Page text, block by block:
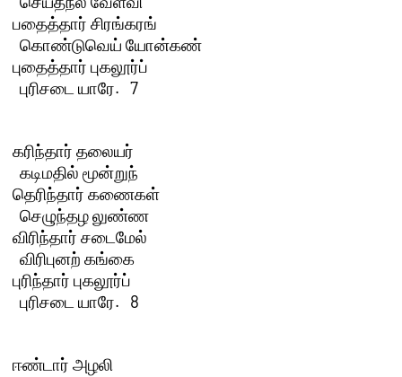
பதைத்தார் சிரங்கரங்
  கொண்டுவெய் யோன்கண்
புதைத்தார் புகலூர்ப்
  புரிசடை யாரே.   7
கரிந்தார் தலையர்
  கடிமதில் மூன்றுந்
தெரிந்தார் கணைகள்
  செழுந்தழ லுண்ண
விரிந்தார் சடைமேல்
  விரிபுனற் கங்கை
புரிந்தார் புகலூர்ப்
  புரிசடை யாரே.   8
ஈண்டார் அழலி